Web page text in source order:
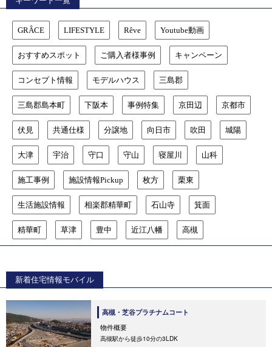
GRÂCE LIFESTYLE Rêve Youtube動画
おすすめスポット ご購入者様事例 キャンペーン
コンセプト情報 モデルハウス 三島郡
三島郡島本町 下阪本 事例特集 京田辺 京都市
伏見 共通仕様 分譲地 向日市 吹田 城陽
大津 宇治 守口 守山 寝屋川 山科
施工事例 施設情報Pickup 枚方 栗東
生活施設情報 相楽郡精華町 石山寺 箕面
精華町 草津 豊中 近江八幡 高槻
新着住宅情報モバイル
高槻・芝谷プラチナムコート
物件概要
高槻駅から徒歩10分の3LDK